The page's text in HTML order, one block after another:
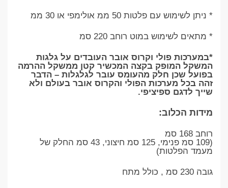
* ניתן לשימוש עם פלטות 50 ממ אולימפי או 30 ממ
* מתאים לשימוש במוט רוחב 220 סמ
*במערכות פולי וקרוס אובר העובדים על גלגות
המשקל המופק בקצה המכשיר קטן ממשקל ההרמה
בפועל שכן חלק מהעומס עובר לגלגלות – הדבר
זהה בכל מערכות הפולי והקרוס אובר בעולם ולא
שייך לדגם ספיציפי.
מידות הכלוב:
רוחב 168 סמ
(109 סמ פנימי, 125 סמ חיצוני, 43 סמ החלק של
מעמד הפלטות)
גובה 230 סמ , כולל מתח